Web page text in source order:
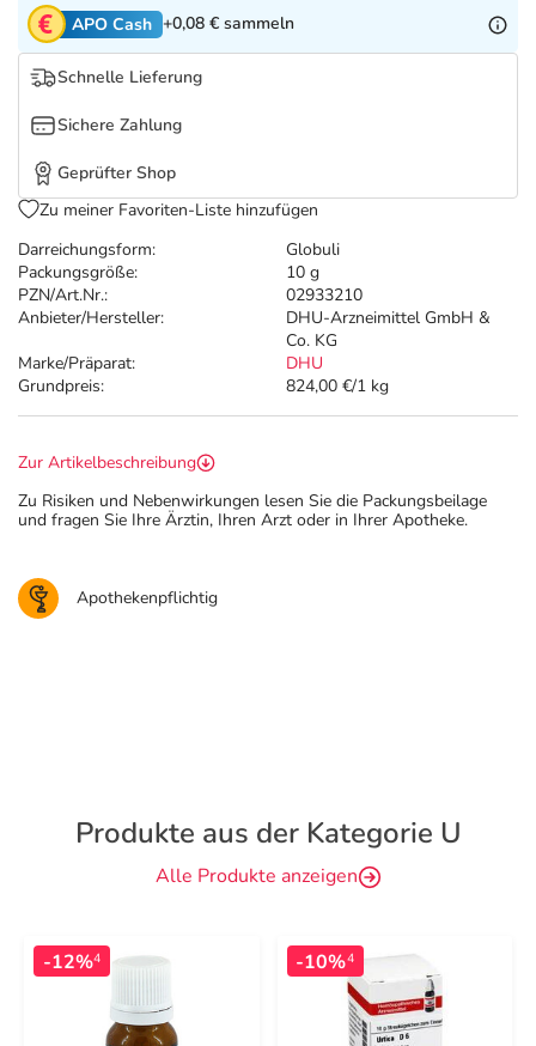
Tierapotheke
Vitamine & Mineralstoffe
Marken
Salus Deals
Darreichungsform:
Globuli
Packungsgröße:
10 g
PZN/Art.Nr.:
02933210
Anbieter/Hersteller:
DHU-Arzneimittel GmbH &
Co. KG
Marke/Präparat:
DHU
Grundpreis:
824,00 €/1 kg
APO Cash +0,08 € sammeln
Schnelle Lieferung
Sichere Zahlung
Geprüfter Shop
Zu meiner Favoriten-Liste hinzufügen
Zur Artikelbeschreibung
Zu Risiken und Nebenwirkungen lesen Sie die Packungsbeilage
und fragen Sie Ihre Ärztin, Ihren Arzt oder in Ihrer Apotheke.
Apothekenpflichtig
Produkte aus der Kategorie U
Alle Produkte anzeigen
-12%4 -10%4